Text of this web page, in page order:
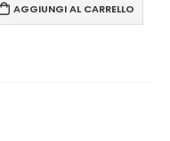
AGGIUNGI AL CARRELLO